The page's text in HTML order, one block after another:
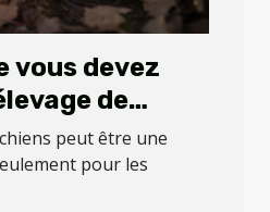
vous devez
de
peut être une
pour les